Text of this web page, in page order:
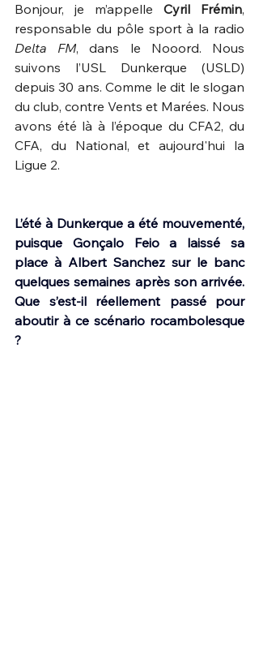
Bonjour, je m’appelle Cyril Frémin,
Delta FM, dans le Nooord. Nous
suivons l’USL Dunkerque (USLD)
depuis 30 ans. Comme le dit le slogan
du club, contre Vents et Marées. Nous
avons été là à l’époque du CFA2, du
CFA, du National, et aujourd'hui la
Ligue 2.
L’été à Dunkerque a été mouvementé,
puisque Gonçalo Feio a laissé sa
place à Albert Sanchez sur le banc
quelques semaines après son arrivée.
Que s’est-il réellement passé pour
aboutir à ce scénario rocambolesque
?